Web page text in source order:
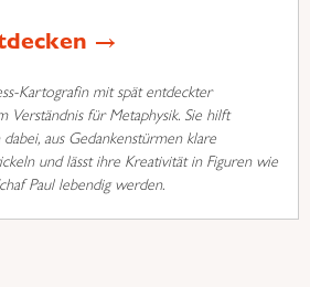
→
Kartografin mit spät entdeckter
Verständnis für Metaphysik. Sie hilft
aus Gedankenstürmen klare
und lässt ihre Kreativität in Figuren wie
Paul lebendig werden.